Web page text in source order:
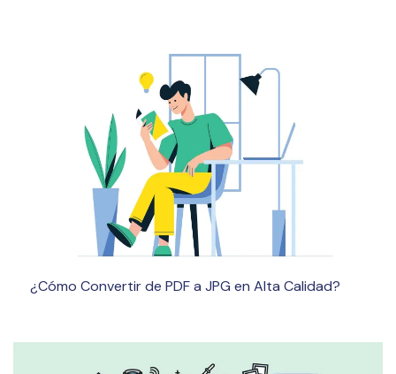
¿Cómo Convertir de PDF a JPG en Alta Calidad?